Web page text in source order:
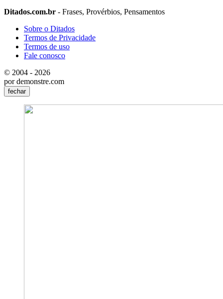
Ditados.com.br - Frases, Provérbios, Pensamentos
Sobre o Ditados
Termos de Privacidade
Termos de uso
Fale conosco
© 2004 - 2026
por demonstre.com
fechar